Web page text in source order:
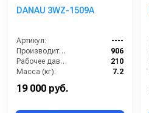
DANAU 3WZ-1509A
Артикул:
----
Производительность (л/ч):
906
Рабочее давление (бар):
210
Масса (кг):
7.2
Обороты двигателя (об/мин):
19 000 руб.